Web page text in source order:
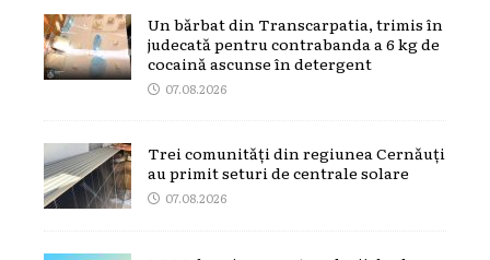
Un bărbat din Transcarpatia, trimis în
judecată pentru contrabanda a 6 kg de
cocaină ascunse în detergent
07.08.2026
Trei comunități din regiunea Cernăuți
au primit seturi de centrale solare
07.08.2026